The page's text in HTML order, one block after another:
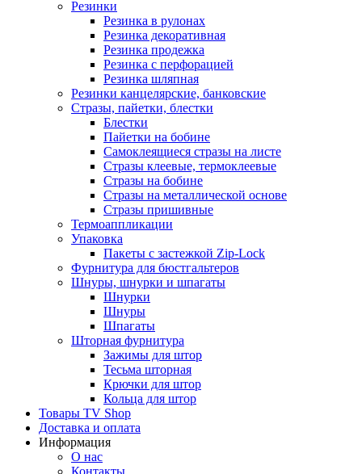
Резинки
Резинка в рулонах
Резинка декоративная
Резинка продежка
Резинка с перфорацией
Резинка шляпная
Резинки канцелярские, банковские
Стразы, пайетки, блестки
Блестки
Пайетки на бобине
Самоклеящиеся стразы на листе
Стразы клеевые, термоклеевые
Стразы на бобине
Стразы на металлической основе
Стразы пришивные
Термоаппликации
Упаковка
Пакеты с застежкой Zip-Lock
Фурнитура для бюстгальтеров
Шнуры, шнурки и шпагаты
Шнурки
Шнуры
Шпагаты
Шторная фурнитура
Зажимы для штор
Тесьма шторная
Крючки для штор
Кольца для штор
Товары TV Shop
Доставка и оплата
Информация
О нас
Контакты